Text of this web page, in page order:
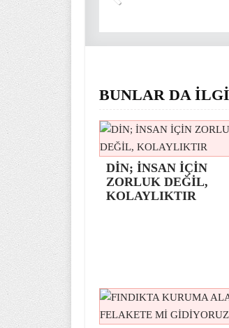
BUNLAR DA
DİN; İNSAN İÇİN
ZORLUK DEĞİL,
KOLAYLIKTIR